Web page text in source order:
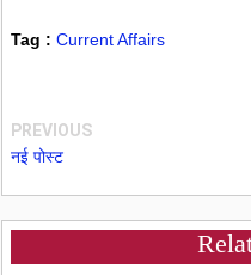
Tag : Current Affairs
PREVIOUS
नई पोस्ट